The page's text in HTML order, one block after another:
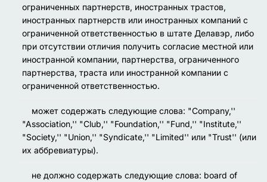
ограниченных партнерств, иностранных трастов,
иностранных партнерств или иностранных компаний с
ограниченной ответственностью в штате Делавэр, либо
при отсутствии отличия получить согласие местной или
иностранной компании, партнерства, ограниченного
партнерства, траста или иностранной компании с
ограниченной ответственностью.
может содержать следующие слова: "Company,''
"Association,'' "Club,'' "Foundation,'' "Fund,'' "Institute,''
"Society,'' "Union,'' "Syndicate,'' "Limited'' или "Trust'' (или
их аббревиатуры).
не должно содержать следующие слова: board of